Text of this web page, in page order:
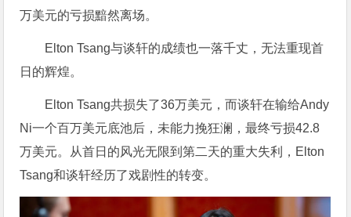
万美元的亏损黯然离场。
Elton Tsang与谈轩的成绩也一落千丈，无法重现首
日的辉煌。
Elton Tsang共损失了36万美元，而谈轩在输给Andy
Ni一个百万美元底池后，未能力挽狂澜，最终亏损42.8
万美元。从首日的风光无限到第二天的重大失利，Elton
Tsang和谈轩经历了戏剧性的转变。